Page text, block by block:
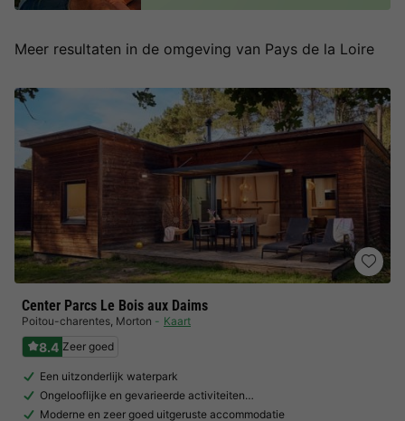
Meer resultaten in de omgeving van Pays de la Loire
Center Parcs Le Bois aux Daims
Poitou-charentes, Morton Kaart
8.4 Zeer goed
Een uitzonderlijk waterpark
Ongelooflijke en gevarieerde activiteiten…
Moderne en zeer goed uitgeruste accommodatie